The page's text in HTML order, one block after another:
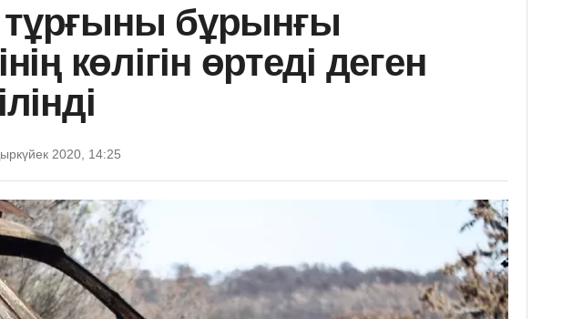
бұрынғы
көлігін өртеді деген
2020, 14:25